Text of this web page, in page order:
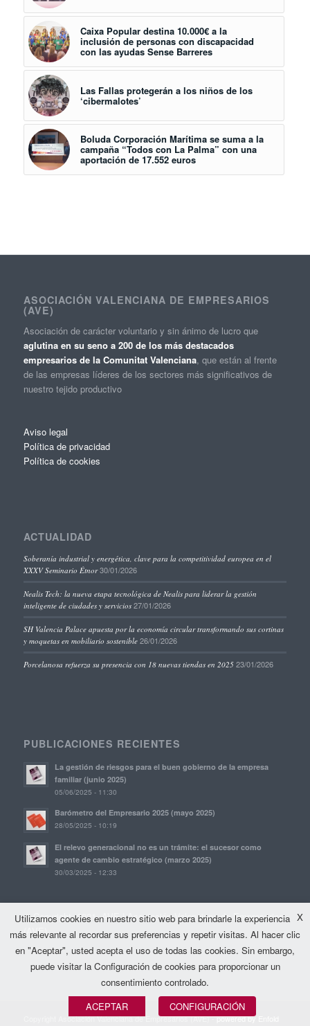
Caixa Popular destina 10.000€ a la
inclusión de personas con discapacidad
con las ayudas Sense Barreres
Las Fallas protegerán a los niños de los
‘cibermalotes’
Boluda Corporación Marítima se suma a la
campaña “Todos con La Palma” con una
aportación de 17.552 euros
ASOCIACIÓN VALENCIANA DE EMPRESARIOS
(AVE)
Asociación de carácter voluntario y sin ánimo de lucro que
aglutina en su seno a 200 de los más destacados
empresarios de la Comunitat Valenciana, que están al frente
de las empresas líderes de los sectores más significativos de
nuestro tejido productivo
Aviso legal
Política de privacidad
Política de cookies
ACTUALIDAD
Soberanía industrial y energética, clave para la competitividad europea en el
XXXV Seminario Étnor 30/01/2026
Nealis Tech: la nueva etapa tecnológica de Nealis para liderar la gestión
inteligente de ciudades y servicios 27/01/2026
SH Valencia Palace apuesta por la economía circular transformando sus cortinas
y moquetas en mobiliario sostenible 26/01/2026
Porcelanosa refuerza su presencia con 18 nuevas tiendas en 2025 23/01/2026
PUBLICACIONES RECIENTES
La gestión de riesgos para el buen gobierno de la empresa
familiar (junio 2025)
05/06/2025 - 11:30
Barómetro del Empresario 2025 (mayo 2025)
28/05/2025 - 10:19
El relevo generacional no es un trámite: el sucesor como
agente de cambio estratégico (marzo 2025)
30/03/2025 - 12:33
© Copyright, 2021. AVE | Asociación Valenciana de Empresarios
(AVE)
Copyright Asociación Valenciana de Empresarios (AVE) -powered by Enfold
X
Utilizamos cookies en nuestro sitio web para brindarle la experiencia
más relevante al recordar sus preferencias y repetir visitas. Al hacer clic
en "Aceptar", usted acepta el uso de todas las cookies. Sin embargo,
puede visitar la Configuración de cookies para proporcionar un
consentimiento controlado.
ACEPTAR
CONFIGURACIÓN